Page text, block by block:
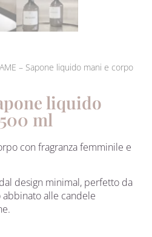
– Sapone liquido mani e corpo
liquido
500 ml
con fragranza femminile e
design minimal, perfetto da
alle candele